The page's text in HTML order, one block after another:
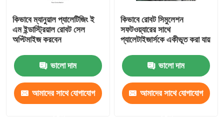
কিভাবে ম্যানুয়াল প্যালেটিজিং ই
এম ইন্ডাস্ট্রিয়াল রোবট সেল
অপ্টিমাইজ করবেন
ভালো দাম
আমাদের সাথে যোগাযোগ
কিভাবে রোবট সিমুলেশন
সফটওয়্যারের সাথে
প্যালেটাইজার্সকে একীভূত করা যায়
ভালো দাম
আমাদের সাথে যোগাযোগ